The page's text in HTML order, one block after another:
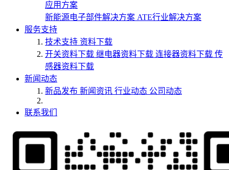
应用方案
新能源电子部件解决方案 ATE行业解决方案
服务支持
技术支持 资料下载
开关资料下载 继电器资料下载 连接器资料下载 传
感器资料下载
新闻动态
新品发布 新闻资讯 行业动态 公司动态
联系我们